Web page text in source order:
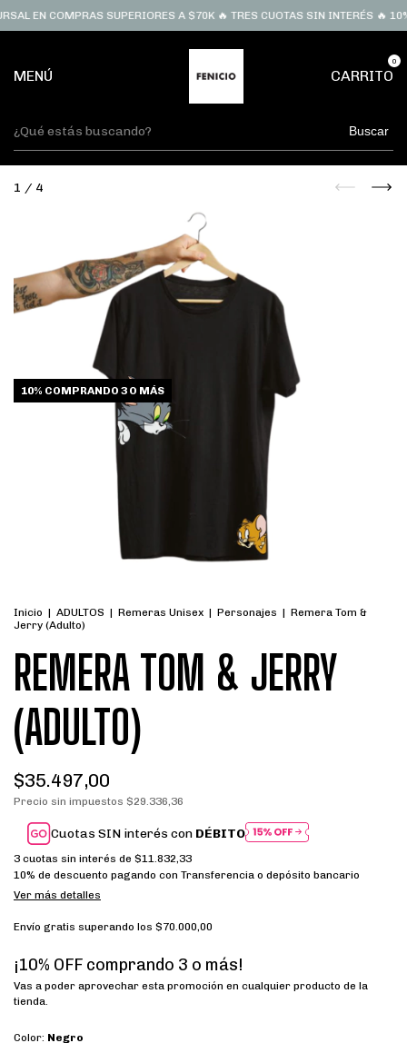
EN COMPRAS SUPERIORES A $70K 🔥 TRES CUOTAS SIN INTERÉS 🔥
MENÚ CARRITO
0
Buscar
1 / 4
10% COMPRANDO 3 O MÁS
Inicio | ADULTOS | Remeras Unisex | Personajes | Remera Tom &
Jerry (Adulto)
REMERA TOM & JERRY
(ADULTO)
$35.497,00
Precio sin impuestos $29.336,36
Cuotas SIN interés con DÉBITO
3 cuotas sin interés de $11.832,33
10% de descuento pagando con Transferencia o depósito bancario
Ver más detalles
Envío gratis superando los $70.000,00
¡10% OFF comprando 3 o más!
Vas a poder aprovechar esta promoción en cualquier producto de la
tienda.
Color: Negro